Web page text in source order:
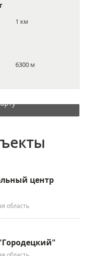
1 км
6300 м
центр
область